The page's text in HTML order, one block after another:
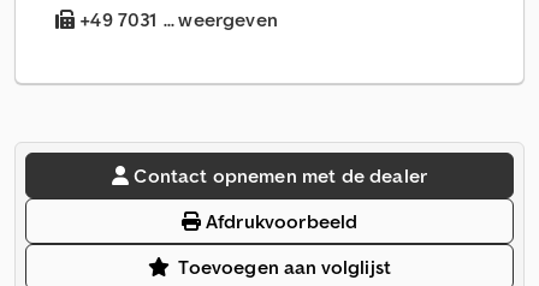
+49 7031 ... weergeven
Contact opnemen met de dealer
Afdrukvoorbeeld
Toevoegen aan volglijst